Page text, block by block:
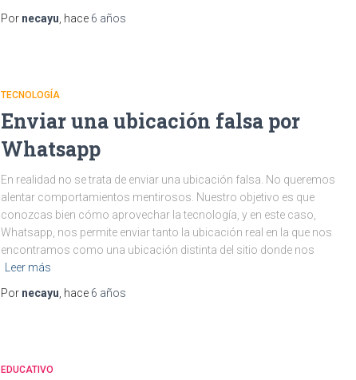
Por necayu , hace 6 años
TECNOLOGÍA
Enviar una ubicación falsa por
Whatsapp
En realidad no se trata de enviar una ubicación falsa. No queremos
alentar comportamientos mentirosos. Nuestro objetivo es que
conozcas bien cómo aprovechar la tecnología, y en este caso,
Whatsapp, nos permite enviar tanto la ubicación real en la que nos
encontramos como una ubicación distinta del sitio donde nos
Leer más
Por necayu , hace 6 años
EDUCATIVO